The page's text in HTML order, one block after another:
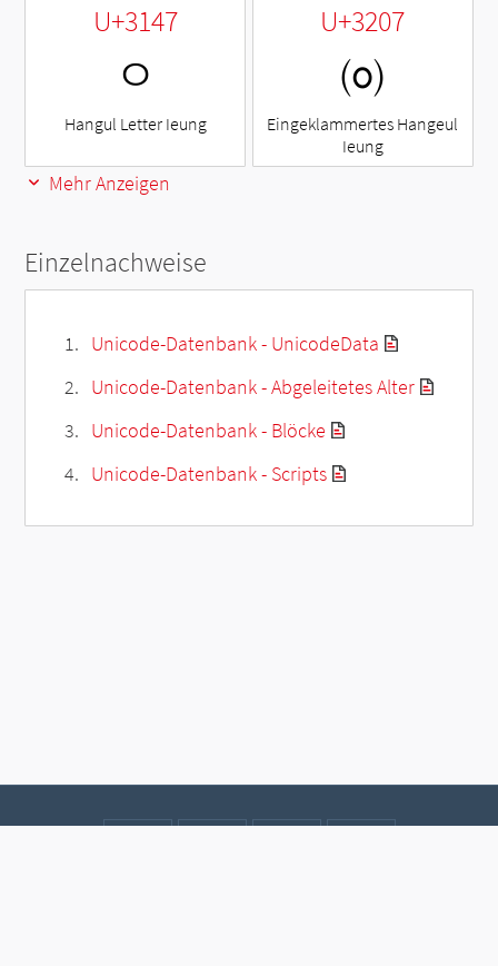
U+3147
ㅇ
Hangul Letter Ieung
U+3207
㈇
Eingeklammertes Hangeul
Ieung
Mehr Anzeigen
Einzelnachweise
Unicode-Datenbank - UnicodeData
Unicode-Datenbank - Abgeleitetes Alter
Unicode-Datenbank - Blöcke
Unicode-Datenbank - Scripts